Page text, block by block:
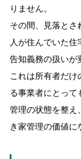
りません。
その間、見落とさ
人が住んでいた住
告知義務の扱いが
これは所有者だ
る事業者にとって
管理の状態を整え
き家管理の価値に